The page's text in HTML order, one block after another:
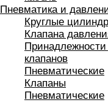
Пневматика и
Круглые
Клапана
клапанов
Пневматические
Клапаны
Пневматические